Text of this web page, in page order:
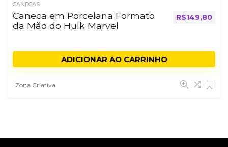
CANECAS
Caneca em Porcelana Formato
da Mão do Hulk Marvel
R$149,80
ADICIONAR AO CARRINHO
Zona Criativa